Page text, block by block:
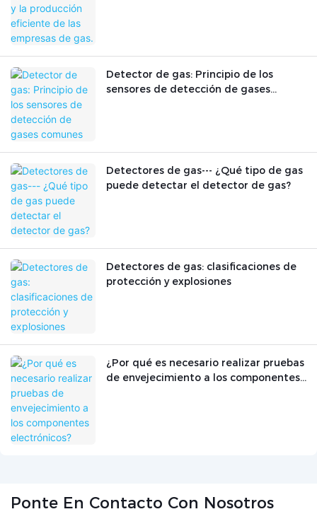
Detector de gas: Principio de los
sensores de detección de gases
Detectores de gas--- ¿Qué tipo de gas
puede detectar el detector de gas?
Detectores de gas: clasificaciones de
protección y explosiones
¿Por qué es necesario realizar pruebas
de envejecimiento a los componentes
Ponte En Contacto Con Nosotros